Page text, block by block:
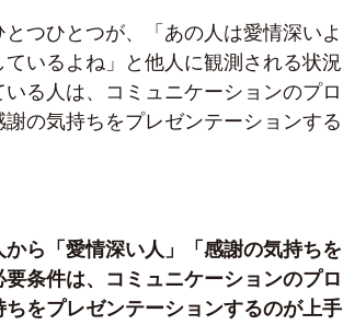
つひとつが、「あの人は愛情深いよ
いるよね」と他人に観測される状況
る人は、コミュニケーションのプロ
の気持ちをプレゼンテーションする
から「愛情深い人」「感謝の気持ちを
条件は、コミュニケーションのプロ
をプレゼンテーションするのが上手